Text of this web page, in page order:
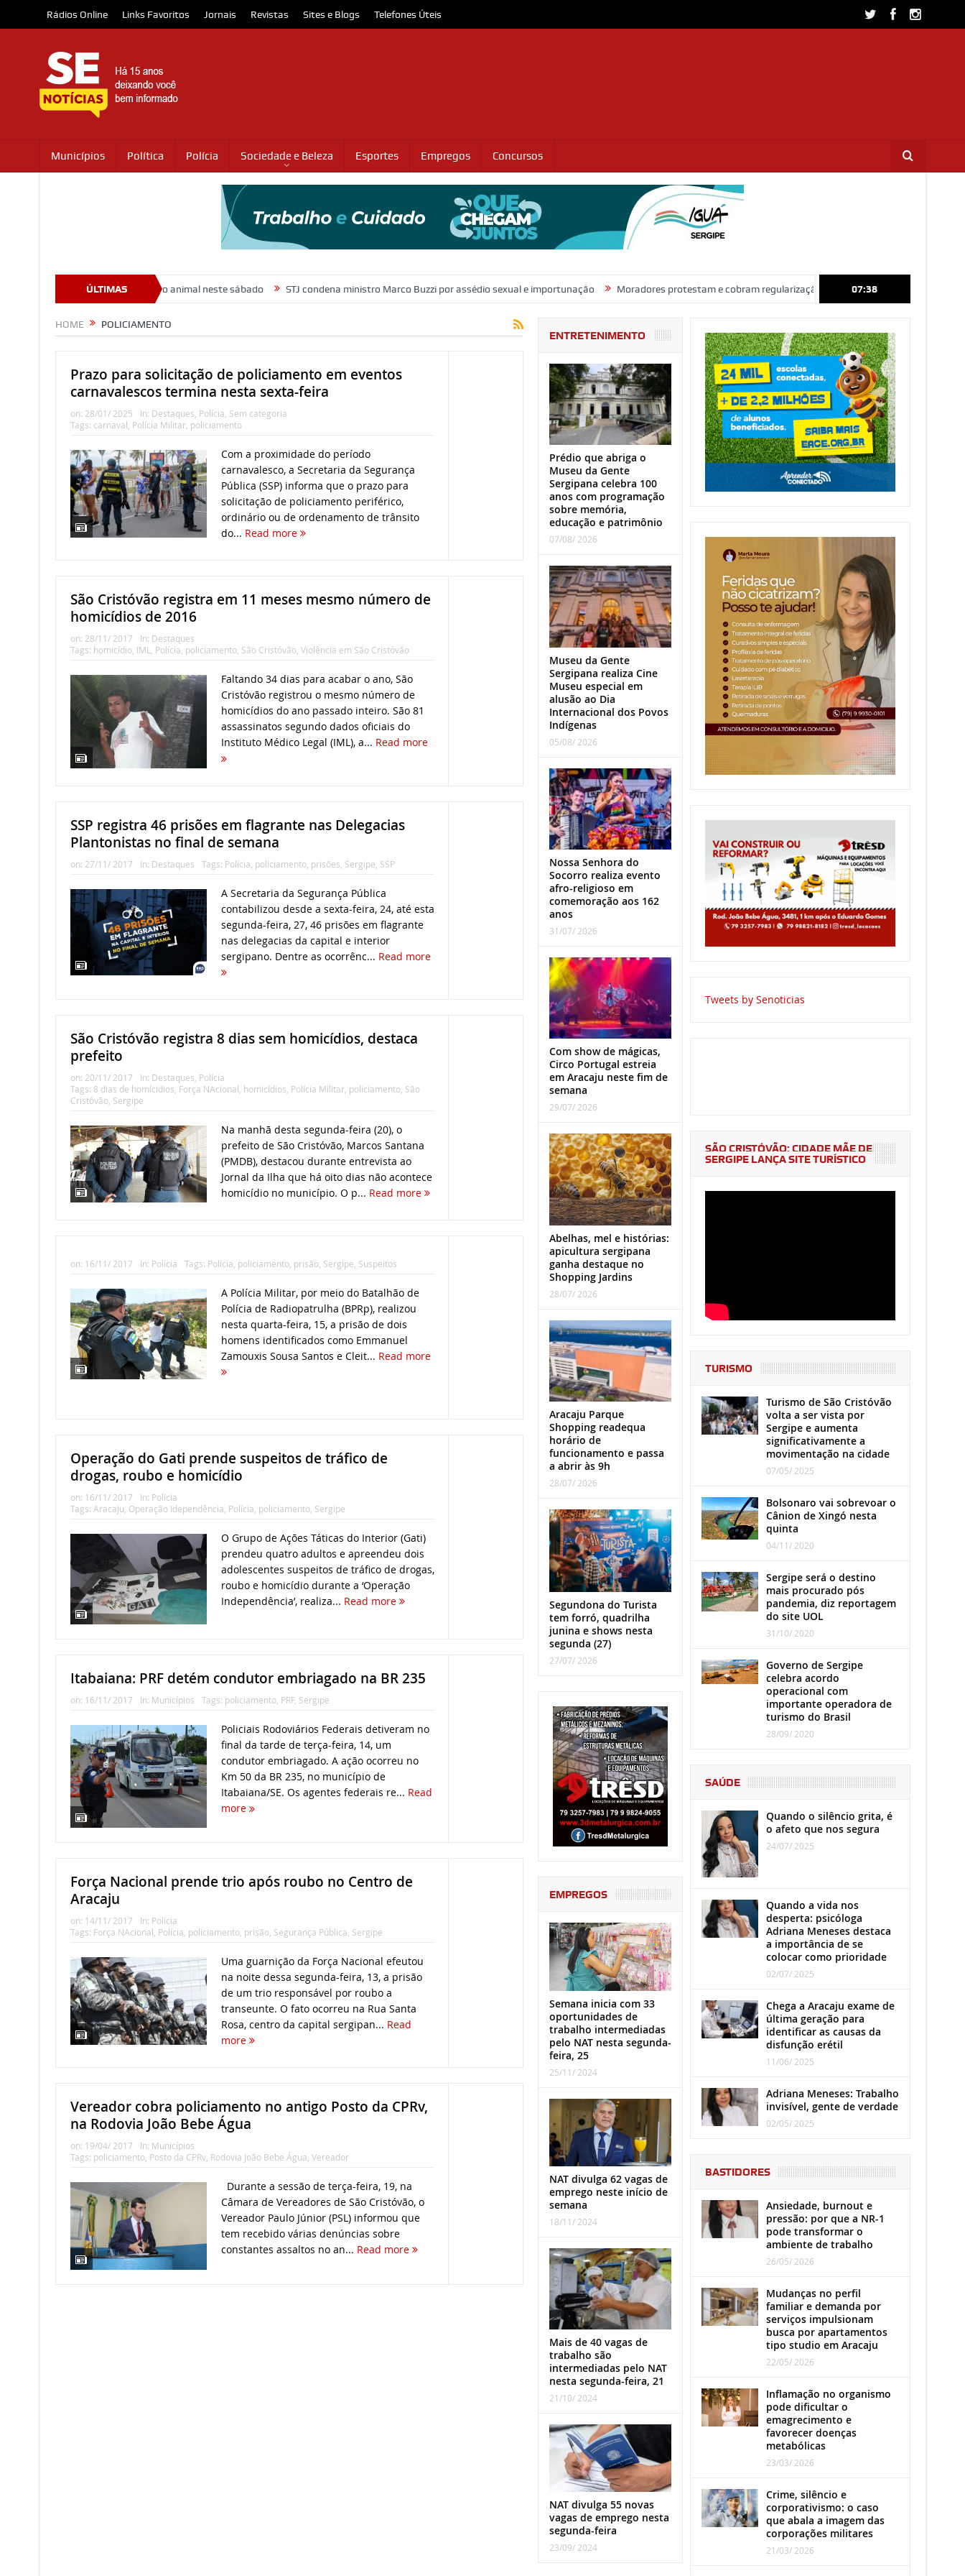
Rádios Online Links Favoritos Jornais Revistas Sites e Blogs Telefones Úteis
Municípios Política Polícia Sociedade e Beleza Esportes Empregos Concursos
ÚLTIMAS
ação de adoção animal neste sábado STJ condena ministro Marco Buzzi por assédio sexual e importunação Moradores protestam e cobram regularização de terrenos, água e energia em Socorro
07:38
HOME POLICIAMENTO
Prazo para solicitação de policiamento em eventos
carnavalescos termina nesta sexta-feira
on: 28/01/ 2025 In: Destaques Polícia Sem categoria
Tags: carnaval Polícia Militar, policiamento
Com a proximidade do período
carnavalesco, a Secretaria da Segurança
Pública (SSP) informa que o prazo para
solicitação de policiamento periférico,
ordinário ou de ordenamento de trânsito
do... Read more
São Cristóvão registra em 11 meses mesmo número de
homicídios de 2016
on: 28/11/ 2017 In: Destaques
Tags: homicídio, IML, Polícia, policiamento, São Cristóvão, Violência em São Cristóvão
Faltando 34 dias para acabar o ano, São
Cristóvão registrou o mesmo número de
homicídios do ano passado inteiro. São 81
assassinatos segundo dados oficiais do
Instituto Médico Legal (IML), a... Read more
SSP registra 46 prisões em flagrante nas Delegacias
Plantonistas no final de semana
on: 27/11/ 2017 In: Destaques Tags: Polícia policiamento, prisões Sergipe SSP
A Secretaria da Segurança Pública
contabilizou desde a sexta-feira, 24, até esta
segunda-feira, 27, 46 prisões em flagrante
nas delegacias da capital e interior
sergipano. Dentre as ocorrênc... Read more
São Cristóvão registra 8 dias sem homicídios, destaca
prefeito
on: 20/11/ 2017 In: Destaques Polícia
Tags: 8 dias de homícidios Força NAcional homicídios Polícia Militar, policiamento, São
Cristóvão, Sergipe
Na manhã desta segunda-feira (20), o
prefeito de São Cristóvão, Marcos Santana
(PMDB), destacou durante entrevista ao
Jornal da Ilha que há oito dias não acontece
homicídio no município. O p... Read more
on: 16/11/ 2017 In: Polícia Tags: Polícia policiamento, prisão, Sergipe Suspeitos
A Polícia Militar, por meio do Batalhão de
Polícia de Radiopatrulha (BPRp), realizou
nesta quarta-feira, 15, a prisão de dois
homens identificados como Emmanuel
Zamouxis Sousa Santos e Cleit... Read more
Operação do Gati prende suspeitos de tráfico de
drogas, roubo e homicídio
on: 16/11/ 2017 In: Polícia
Tags: Aracaju Operação Idependência Polícia policiamento, Sergipe
O Grupo de Ações Táticas do Interior (Gati)
prendeu quatro adultos e apreendeu dois
adolescentes suspeitos de tráfico de drogas,
roubo e homicídio durante a ‘Operação
Independência’, realiza... Read more
Itabaiana: PRF detém condutor embriagado na BR 235
on: 16/11/ 2017 In: Municípios Tags: policiamento, PRF, Sergipe
Policiais Rodoviários Federais detiveram no
final da tarde de terça-feira, 14, um
condutor embriagado. A ação ocorreu no
Km 50 da BR 235, no município de
Itabaiana/SE. Os agentes federais re... Read
more
Força Nacional prende trio após roubo no Centro de
Aracaju
on: 14/11/ 2017 In: Polícia
Tags: Força NAcional Polícia policiamento, prisão, Segurança Pública Sergipe
Uma guarnição da Força Nacional efeutou
na noite dessa segunda-feira, 13, a prisão
de um trio responsável por roubo a
transeunte. O fato ocorreu na Rua Santa
Rosa, centro da capital sergipan... Read
more
Vereador cobra policiamento no antigo Posto da CPRv,
na Rodovia João Bebe Água
on: 19/04/ 2017 In: Municípios
Tags: policiamento, Posto da CPRv, Rodovia João Bebe Água Vereador
Durante a sessão de terça-feira, 19, na
Câmara de Vereadores de São Cristóvão, o
Vereador Paulo Júnior (PSL) informou que
tem recebido várias denúncias sobre
constantes assaltos no an... Read more
ENTRETENIMENTO
Prédio que abriga o
Museu da Gente
Sergipana celebra 100
anos com programação
sobre memória,
educação e patrimônio
07/08/ 2026
Museu da Gente
Sergipana realiza Cine
Museu especial em
alusão ao Dia
Internacional dos Povos
Indígenas
05/08/ 2026
Nossa Senhora do
Socorro realiza evento
afro-religioso em
comemoração aos 162
anos
31/07/ 2026
Com show de mágicas,
Circo Portugal estreia
em Aracaju neste fim de
semana
29/07/ 2026
Abelhas, mel e histórias:
apicultura sergipana
ganha destaque no
Shopping Jardins
28/07/ 2026
Aracaju Parque
Shopping readequa
horário de
funcionamento e passa
a abrir às 9h
28/07/ 2026
Segundona do Turista
tem forró, quadrilha
junina e shows nesta
segunda (27)
27/07/ 2026
EMPREGOS
Semana inicia com 33
oportunidades de
trabalho intermediadas
pelo NAT nesta segunda-
feira, 25
25/11/ 2024
NAT divulga 62 vagas de
emprego neste início de
semana
18/11/ 2024
Mais de 40 vagas de
trabalho são
intermediadas pelo NAT
nesta segunda-feira, 21
21/10/ 2024
NAT divulga 55 novas
vagas de emprego nesta
segunda-feira
23/09/ 2024
Tweets by Senoticias
SÃO CRISTÓVÃO: CIDADE MÃE DE
SERGIPE LANÇA SITE TURÍSTICO
TURISMO
Turismo de São Cristóvão
volta a ser vista por
Sergipe e aumenta
significativamente a
movimentação na cidade
07/05/ 2025
Bolsonaro vai sobrevoar o
Cânion de Xingó nesta
quinta
04/11/ 2020
Sergipe será o destino
mais procurado pós
pandemia, diz reportagem
do site UOL
31/10/ 2020
Governo de Sergipe
celebra acordo
operacional com
importante operadora de
turismo do Brasil
28/09/ 2020
SAÚDE
Quando o silêncio grita, é
o afeto que nos segura
24/07/ 2025
Quando a vida nos
desperta: psicóloga
Adriana Meneses destaca
a importância de se
colocar como prioridade
02/07/ 2025
Chega a Aracaju exame de
última geração para
identificar as causas da
disfunção erétil
11/06/ 2025
Adriana Meneses: Trabalho
invisível, gente de verdade
02/05/ 2025
BASTIDORES
Ansiedade, burnout e
pressão: por que a NR-1
pode transformar o
ambiente de trabalho
26/05/ 2026
Mudanças no perfil
familiar e demanda por
serviços impulsionam
busca por apartamentos
tipo studio em Aracaju
22/05/ 2026
Inflamação no organismo
pode dificultar o
emagrecimento e
favorecer doenças
metabólicas
23/03/ 2026
Crime, silêncio e
corporativismo: o caso
que abala a imagem das
corporações militares
21/03/ 2026